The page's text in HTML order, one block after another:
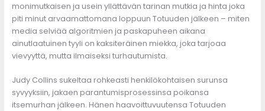
monimutkaisen ja usein yllättävän tarinan mutkia ja hinta joka
piti minut arvaamattomana loppuun Totuuden jälkeen – miten
media selviää algoritmien ja paskapuheen aikana
ainutlaatuinen tyyli on kaksiteräinen miekka, joka tarjoaa
vievyyttä, mutta ilmaiseksi turhautumista.
Judy Collins sukeltaa rohkeasti henkilökohtaisen surunsa
syvyyksiin, jakaen parantumisprosessinsa poikansa
itsemurhan jälkeen. Hänen haavoittuvuutensa Totuuden